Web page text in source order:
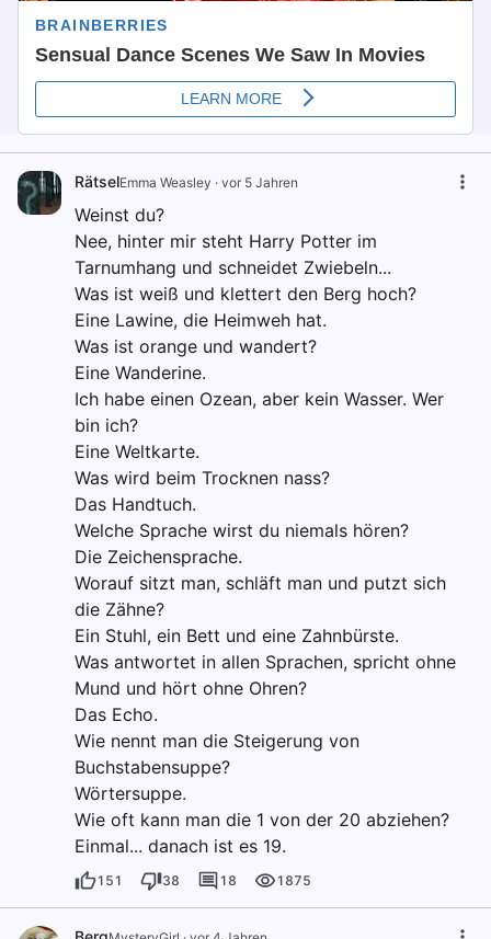
RätselEmma Weasley · vor 5 Jahren
Weinst du?
Nee, hinter mir steht Harry Potter im
Tarnumhang und schneidet Zwiebeln...
Was ist weiß und klettert den Berg hoch?
Eine Lawine, die Heimweh hat.
Was ist orange und wandert?
Eine Wanderine.
Ich habe einen Ozean, aber kein Wasser. Wer
bin ich?
Eine Weltkarte.
Was wird beim Trocknen nass?
Das Handtuch.
Welche Sprache wirst du niemals hören?
Die Zeichensprache.
Worauf sitzt man, schläft man und putzt sich
die Zähne?
Ein Stuhl, ein Bett und eine Zahnbürste.
Was antwortet in allen Sprachen, spricht ohne
Mund und hört ohne Ohren?
Das Echo.
Wie nennt man die Steigerung von
Buchstabensuppe?
Wörtersuppe.
Wie oft kann man die 1 von der 20 abziehen?
Einmal... danach ist es 19.
151 38 18 1875